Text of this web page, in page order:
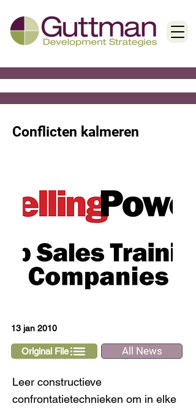
Conflicten kalmeren
13 jan 2010
Original File All News
Leer constructieve
confrontatietechnieken om in elke